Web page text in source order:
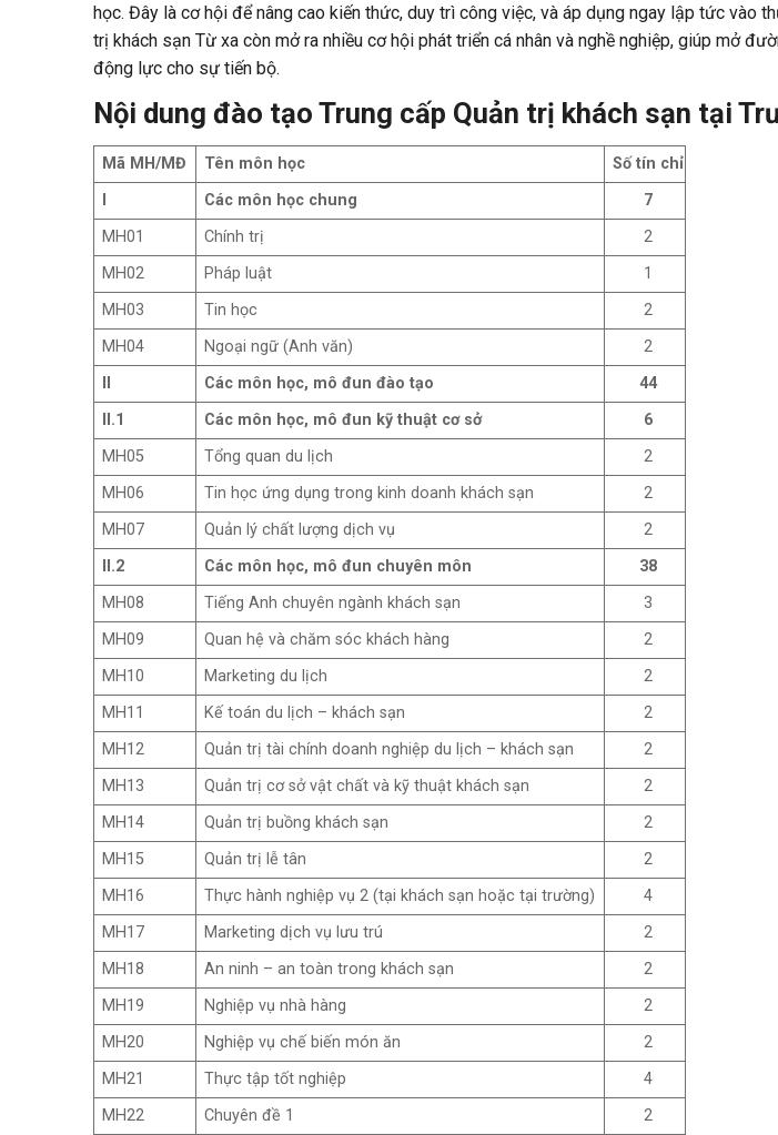
học. Đây là cơ hội để nâng cao kiến thức, duy trì công việc, và áp dụng ngay lập tức vào
trị khách sạn Từ xa còn mở ra nhiều cơ hội phát triển cá nhân và nghề nghiệp, giúp mở
động lực cho sự tiến bộ.
Nội dung đào tạo Trung cấp Quản trị khách sạn tại
Mã MH/MĐ Tên môn học
Số tín chỉ
Các môn học chung
7
MH01
Chính trị
2
MH02
Pháp luật
1
MH03
Tin học
2
MH04
Ngoại ngữ (Anh văn)
2
Các môn học, mô đun đào tạo
44
II.1
Các môn học, mô đun kỹ thuật cơ sở
6
MH05
Tổng quan du lịch
2
MH06
Tin học ứng dụng trong kinh doanh khách sạn
2
MH07
Quản lý chất lượng dịch vụ
2
II.2
Các môn học, mô đun chuyên môn
38
MH08
Tiếng Anh chuyên ngành khách sạn
3
MH09
Quan hệ và chăm sóc khách hàng
2
MH10
Marketing du lịch
2
MH11
Kế toán du lịch – khách sạn
2
MH12
Quản trị tài chính doanh nghiệp du lịch – khách sạn
2
MH13
Quản trị cơ sở vật chất và kỹ thuật khách sạn
2
MH14
Quản trị buồng khách sạn
2
MH15
Quản trị lễ tân
2
MH16
Thực hành nghiệp vụ 2 (tại khách sạn hoặc tại trường)
4
MH17
Marketing dịch vụ lưu trú
2
MH18
An ninh – an toàn trong khách sạn
2
MH19
Nghiệp vụ nhà hàng
2
MH20
Nghiệp vụ chế biến món ăn
2
MH21
Thực tập tốt nghiệp
4
MH22
Chuyên đề 1 2